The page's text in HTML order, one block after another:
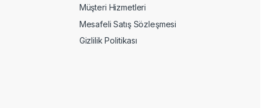
Müşteri Hizmetleri
Mesafeli Satış Sözleşmesi
Gizlilik Politikası